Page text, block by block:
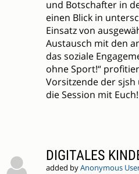
und Botschafter in
einen Blick in
Einsatz von
Austausch mit den
das soziale
ohne Sport!“
Vorsitzende der
die Session mit Euch!
DIGITALES
added byAnonymous